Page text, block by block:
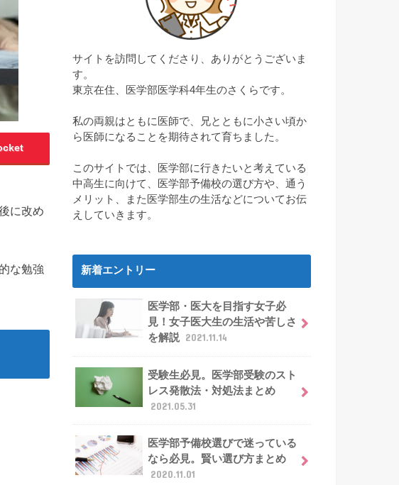
に改め
な勉強
サイトを訪問してくださり、ありがとうございま
す。
東京在住、医学部医学科4年生のさくらです。
私の両親はともに医師で、兄とともに小さい頃か
ら医師になることを期待されて育ちました。
このサイトでは、医学部に行きたいと考えている
中高生に向けて、医学部予備校の選び方や、通う
メリット、また医学部生の生活などについてお伝
えしていきます。
新着エントリー
医学部・医大を目指す女子必
見！女子医大生の生活や苦しさ
を解説 2021.11.14
受験生必見。医学部受験のスト
レス発散法・対処法まとめ
2021.05.31
医学部予備校選びで迷っている
なら必見。賢い選び方まとめ
2020.11.01